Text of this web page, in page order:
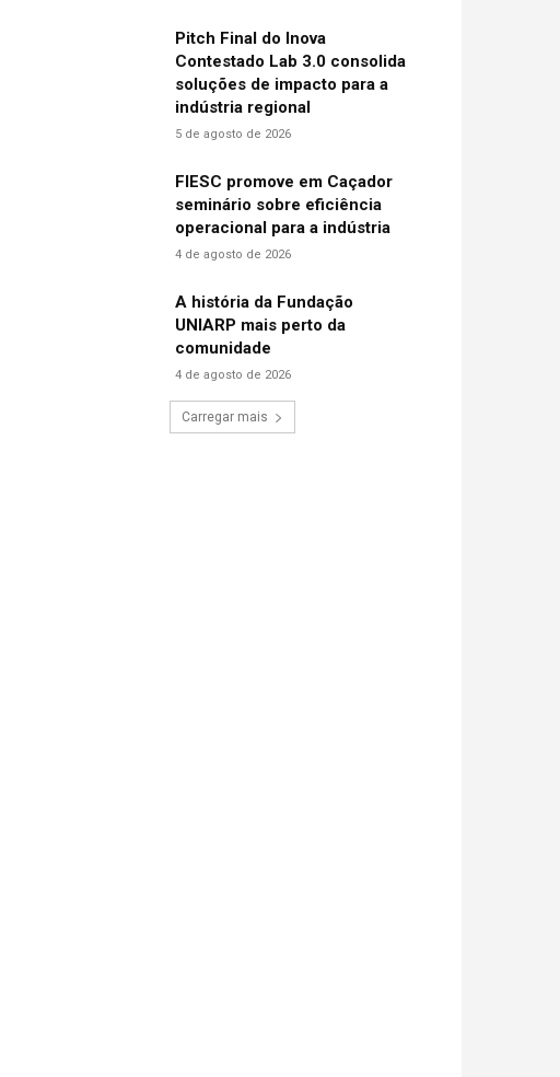
Pitch Final do Inova
Contestado Lab 3.0 consolida
soluções de impacto para a
indústria regional
5 de agosto de 2026
FIESC promove em Caçador
seminário sobre eficiência
operacional para a indústria
4 de agosto de 2026
A história da Fundação
UNIARP mais perto da
comunidade
4 de agosto de 2026
Carregar mais